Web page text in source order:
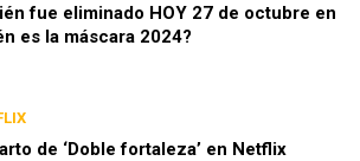
fue eliminado HOY 27 de octubre en
es la máscara 2024?
de ‘Doble fortaleza’ en Netflix